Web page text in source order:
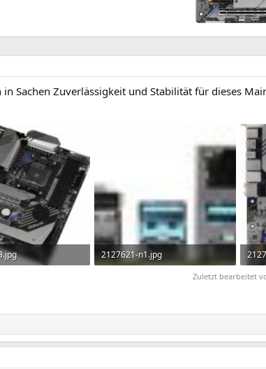
Sachen Zuverlässigkeit und Stabilität für dieses
2127621-n1.jpg
Zuletzt bearbeitet